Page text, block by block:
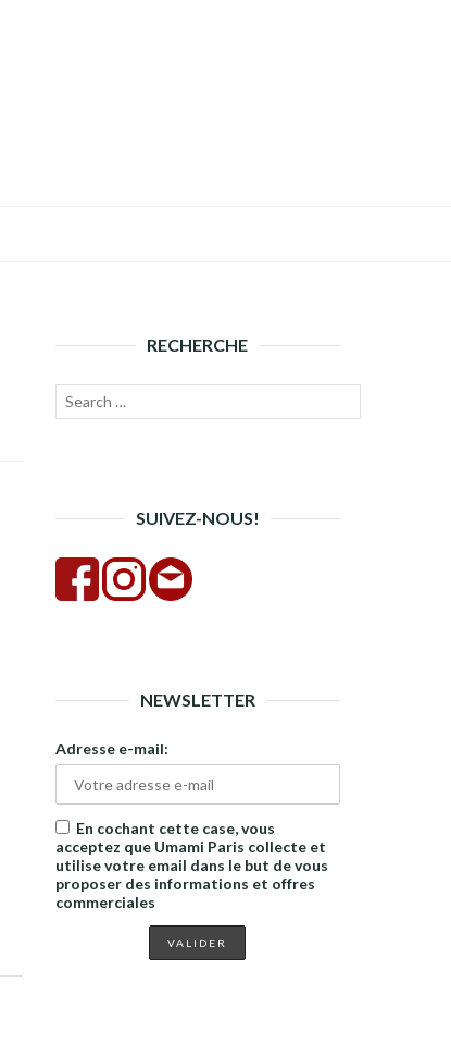
RECHERCHE
Recherche
SUIVEZ-NOUS!
NEWSLETTER
Adresse e-mail:
En cochant cette case, vous
acceptez que Umami Paris collecte et
utilise votre email dans le but de vous
proposer des informations et offres
commerciales